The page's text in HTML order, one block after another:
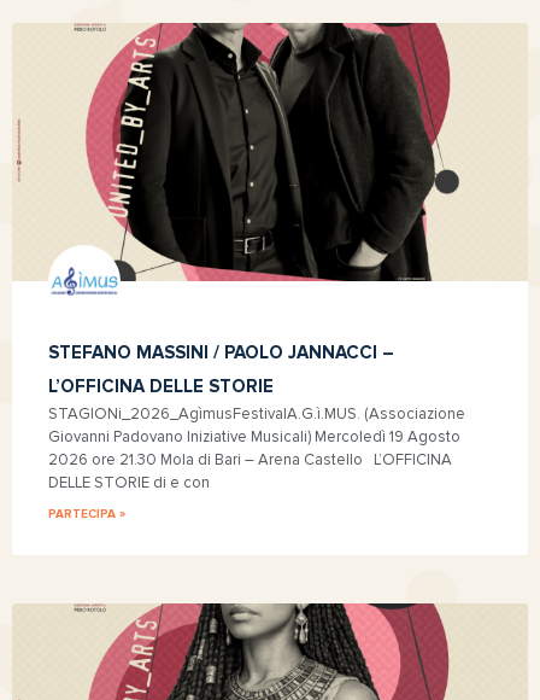
STEFANO MASSINI / PAOLO JANNACCI –
L’OFFICINA DELLE STORIE
STAGIONi_2026_AgìmusFestivalA.G.ì.MUS. (Associazione
Giovanni Padovano Iniziative Musicali) Mercoledì 19 Agosto
2026 ore 21.30 Mola di Bari – Arena Castello L’OFFICINA
DELLE STORIE di e con
PARTECIPA »